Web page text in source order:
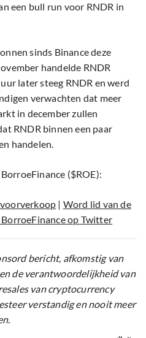
een bull run voor RNDR in
sinds Binance deze
handelde RNDR
later steeg RNDR en werd
verwachten dat meer
in december zullen
RNDR binnen een paar
handelen.
($ROE):
| Word lid van de
op Twitter
bericht, afkomstig van
de verantwoordelijkheid van
van cryptocurrency
verstandig en nooit meer